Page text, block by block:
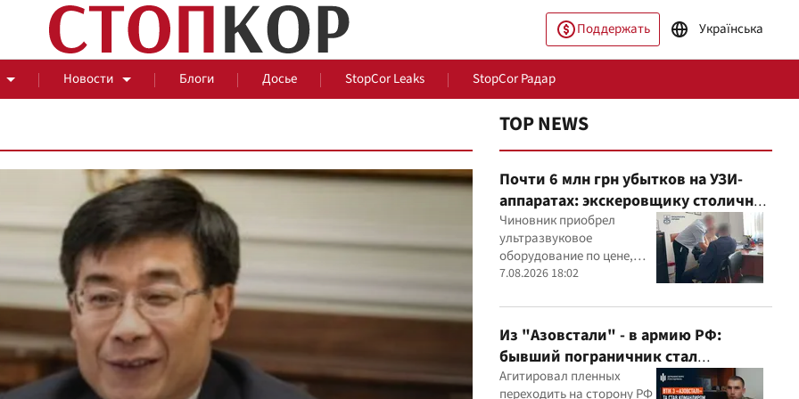
Поддержать Українська
Новости Блоги Досье StopCor Leaks StopCor Радар
За оградой
События
TOP NEWS
Почти 6 млн грн убытков на УЗИ-
аппаратах: экскеровщику столичной
больницы объявили подозрение
Чиновник приобрел
ультразвуковое
оборудование по цене,
которая, как установили
значительно выше
рыночной
7.08.2026 18:02
Из "Азовстали" - в армию РФ:
бывший пограничник стал
командиром минометного расчета
Агитировал пленных
переходить на сторону РФ